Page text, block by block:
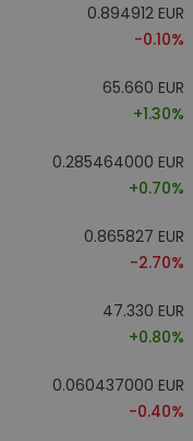
0.894912 EUR
-0.10%
65.660 EUR
+1.30%
0.285464000 EUR
+0.70%
0.865827 EUR
-2.70%
47.330 EUR
+0.80%
0.060437000 EUR
-0.40%